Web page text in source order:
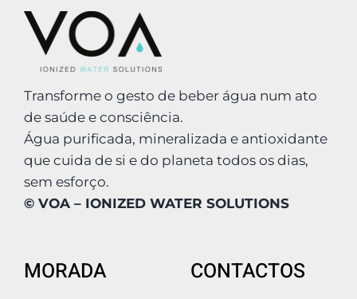
Transforme o gesto de beber água num ato
de saúde e consciência.
Água purificada, mineralizada e antioxidante
que cuida de si e do planeta todos os dias,
sem esforço.
© VOA – IONIZED WATER SOLUTIONS
MORADA CONTACTOS